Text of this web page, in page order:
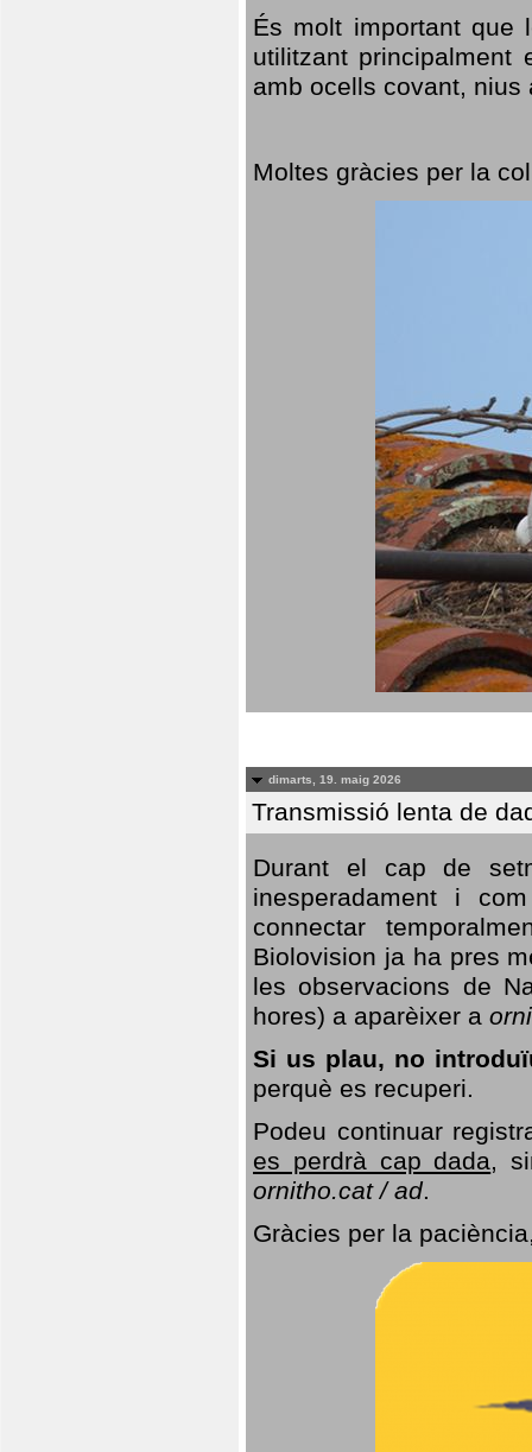
És molt important que
utilitzant
amb ocells covant,
Moltes gràcies per la
dimarts, 19. maig 2026
Transmissió lenta de
Durant el cap de
inesperadament i
connectar
Biolovision ja ha pres
les observacions de
hores) a aparèixer a
Si us plau, no
perquè es recuperi.
Podeu continuar
es perdrà cap dada,
ornitho.cat / ad.
Gràcies per la